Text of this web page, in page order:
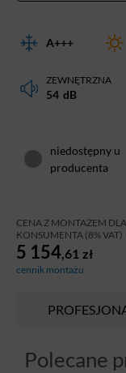
A+++
ZEWNĘTRZNA
54 dB
niedostępny u
producenta
CENA Z MONTAŻEM DLA
KONSUMENTA (8% VAT)
5 154 ,61 zł
cennik montażu
Polecane